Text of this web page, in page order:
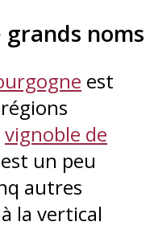
noms
est
vignoble de
un peu
autres
la vertical